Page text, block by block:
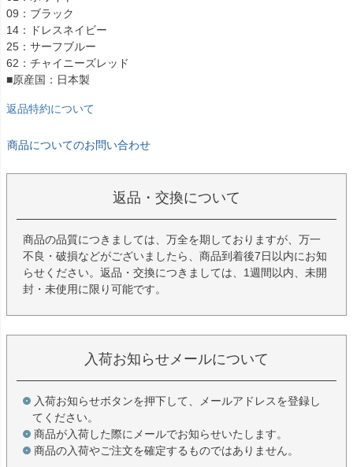
09：ブラック
14：ドレスネイビー
25：サーフブルー
62：チャイニーズレッド
■原産国：日本製
返品特約について
商品についてのお問い合わせ
返品・交換について
商品の品質につきましては、万全を期しておりますが、万一
不良・破損などがございましたら、商品到着後7日以内にお知
らせください。返品・交換につきましては、1週間以内、未開
封・未使用に限り可能です。
入荷お知らせメールについて
入荷お知らせボタンを押下して、メールアドレスを登録し
てください。
商品が入荷した際にメールでお知らせいたします。
商品の入荷やご注文を確定するものではありません。